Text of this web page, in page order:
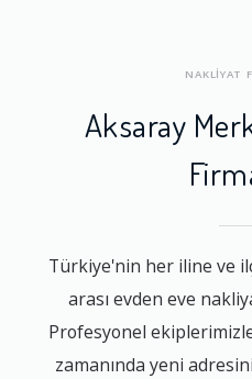
NAKLİYAT
Aksaray
Türkiye'nin her iline ve
arası evden eve
Profesyonel
zamanında yeni